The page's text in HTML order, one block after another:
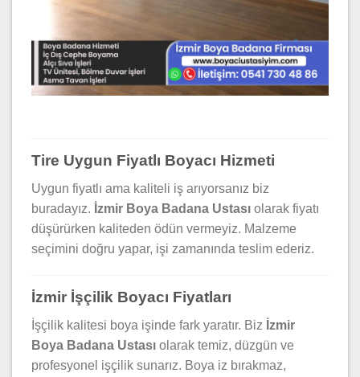
Tire Uygun Fiyatlı Boyacı Hizmeti
Uygun fiyatlı ama kaliteli iş arıyorsanız biz
buradayız. İzmir Boya Badana Ustası olarak fiyatı
düşürürken kaliteden ödün vermeyiz. Malzeme
seçimini doğru yapar, işi zamanında teslim ederiz.
İzmir İşçilik Boyacı Fiyatları
İşçilik kalitesi boya işinde fark yaratır. Biz İzmir
Boya Badana Ustası olarak temiz, düzgün ve
profesyonel işçilik sunarız. Boya iz bırakmaz,